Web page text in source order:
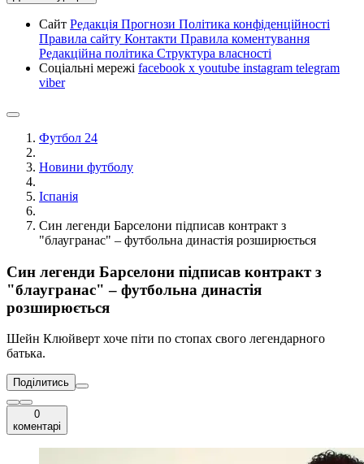
Сайт Редакція Прогнози Політика конфіденційності
Правила сайту Контакти Правила коментування
Редакційна політика Структура власності
Соціальні мережі facebook x youtube instagram telegram
viber
Футбол 24
Новини футболу
Іспанія
Син легенди Барселони підписав контракт з
"блаугранас" – футбольна династія розширюється
Син легенди Барселони підписав контракт з
"блаугранас" – футбольна династія
розширюється
Шейн Клюйверт хоче піти по стопах свого легендарного
батька.
Поділитись
0
коментарі